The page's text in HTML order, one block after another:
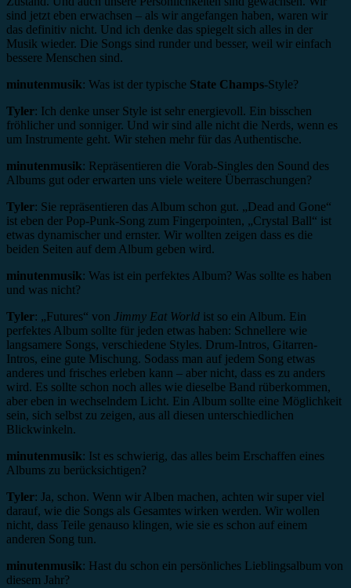
sind jetzt eben erwachsen – als wir angefangen haben, waren wir
das definitiv nicht. Und ich denke das spiegelt sich alles in der
Musik wieder. Die Songs sind runder und besser, weil wir einfach
bessere Menschen sind.
minutenmusik: Was ist der typische State Champs-Style?
Tyler: Ich denke unser Style ist sehr energievoll. Ein bisschen
fröhlicher und sonniger. Und wir sind alle nicht die Nerds, wenn es
um Instrumente geht. Wir stehen mehr für das Authentische.
minutenmusik: Repräsentieren die Vorab-Singles den Sound des
Albums gut oder erwarten uns viele weitere Überraschungen?
Tyler: Sie repräsentieren das Album schon gut. „Dead and Gone“
ist eben der Pop-Punk-Song zum Fingerpointen, „Crystal Ball“ ist
etwas dynamischer und ernster. Wir wollten zeigen dass es die
beiden Seiten auf dem Album geben wird.
minutenmusik: Was ist ein perfektes Album? Was sollte es haben
und was nicht?
Tyler: „Futures“ von Jimmy Eat World ist so ein Album. Ein
perfektes Album sollte für jeden etwas haben: Schnellere wie
langsamere Songs, verschiedene Styles. Drum-Intros, Gitarren-
Intros, eine gute Mischung. Sodass man auf jedem Song etwas
anderes und frisches erleben kann – aber nicht, dass es zu anders
wird. Es sollte schon noch alles wie dieselbe Band rüberkommen,
aber eben in wechselndem Licht. Ein Album sollte eine Möglichkeit
sein, sich selbst zu zeigen, aus all diesen unterschiedlichen
Blickwinkeln.
minutenmusik: Ist es schwierig, das alles beim Erschaffen eines
Albums zu berücksichtigen?
Tyler: Ja, schon. Wenn wir Alben machen, achten wir super viel
darauf, wie die Songs als Gesamtes wirken werden. Wir wollen
nicht, dass Teile genauso klingen, wie sie es schon auf einem
anderen Song tun.
minutenmusik: Hast du schon ein persönliches Lieblingsalbum von
diesem Jahr?